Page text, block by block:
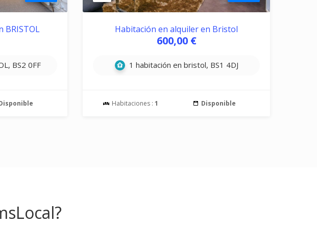
BRISTOL
BS2 0FF
Habitación en alquiler en Bristol
600,00 €
1 habitación en bristol, BS1 4DJ
Habitaciones : 1 Disponible